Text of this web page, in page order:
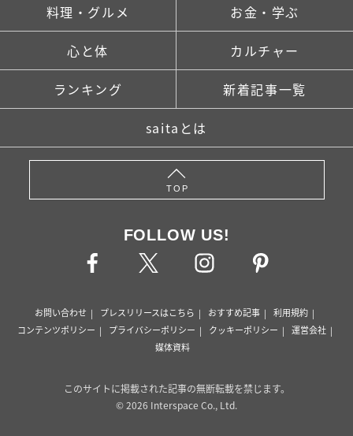
料理・グルメ お金・学ぶ
心と体 カルチャー
ランキング 新着記事一覧
saitaとは
TOP
FOLLOW US!
お問い合わせ プレスリリースはこちら おすすめ記事
利用規約
コンテンツポリシー
プライバシーポリシー クッキーポリシー
運営会社
媒体資料
このサイトに掲載された記事の無断転載を禁じます。
© 2026 Interspace Co., Ltd.